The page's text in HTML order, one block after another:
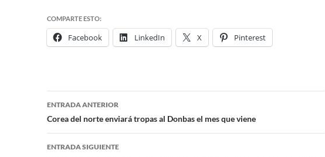
COMPARTE ESTO:
Facebook LinkedIn X Pinterest
Navegación
de
ENTRADA ANTERIOR
Corea del norte enviará tropas al Donbas el mes que viene
ENTRADA SIGUIENTE